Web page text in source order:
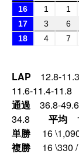
16
1 1
17
3 6
18
4 7
LAP 12.8-
11.6-11.4-11.8
通過 36.8-
34.8 平均
単勝
16
複勝
16 \330